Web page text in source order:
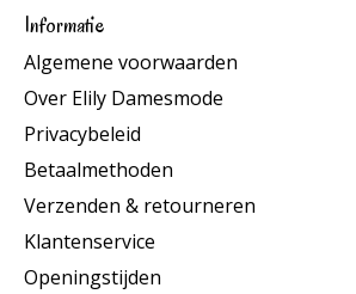
Informatie
Algemene voorwaarden
Over Elily Damesmode
Privacybeleid
Betaalmethoden
Verzenden & retourneren
Klantenservice
Openingstijden